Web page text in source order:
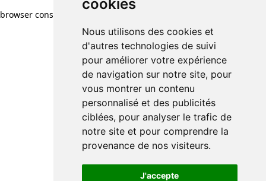
cookies
Nous utilisons des cookies et
d'autres technologies de suivi
pour améliorer votre expérience
de navigation sur notre site, pour
vous montrer un contenu
personnalisé et des publicités
ciblées, pour analyser le trafic de
notre site et pour comprendre la
provenance de nos visiteurs.
J'accepte
browser console for more information)